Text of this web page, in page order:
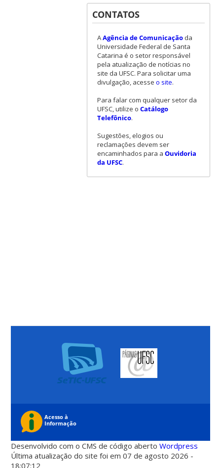
CONTATOS
AAgência de Comunicaçãoda
Universidade Federal de Santa
Catarina é o setor responsável
pela atualização de notícias no
site da UFSC. Para solicitar uma
divulgação, acesse o site.
Para falar com qualquer setor da
UFSC, utilize o Catálogo
Telefônico.
Sugestões, elogios ou
reclamações devem ser
encaminhados para a Ouvidoria
da UFSC.
Desenvolvido com o CMS de código abertoWordpress
Última atualização do site foi em 07 de agosto 2026 -
18:07:12